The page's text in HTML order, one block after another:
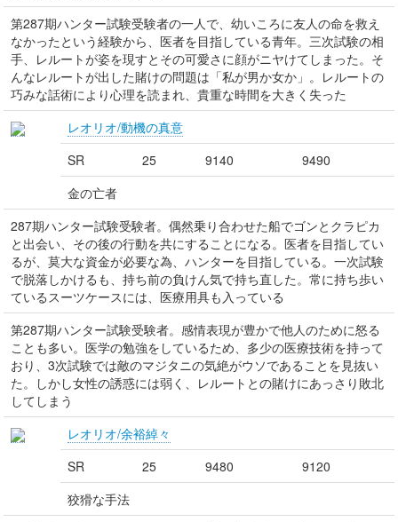
第287期ハンター試験受験者の一人で、幼いころに友人の命を救え
なかったという経験から、医者を目指している青年。三次試験の相
手、レルートが姿を現すとその可愛さに顔がニヤけてしまった。そ
んなレルートが出した賭けの問題は「私が男か女か」。レルートの
巧みな話術により心理を読まれ、貴重な時間を大きく失った
レオリオ/動機の真意
SR
25 9140
9490
金の亡者
287期ハンター試験受験者。偶然乗り合わせた船でゴンとクラピカ
と出会い、その後の行動を共にすることになる。医者を目指してい
るが、莫大な資金が必要な為、ハンターを目指している。一次試験
で脱落しかけるも、持ち前の負けん気で持ち直した。常に持ち歩い
ているスーツケースには、医療用具も入っている
第287期ハンター試験受験者。感情表現が豊かで他人のために怒る
ことも多い。医学の勉強をしているため、多少の医療技術を持って
おり、3次試験では敵のマジタニの気絶がウソであることを見抜い
た。しかし女性の誘惑には弱く、レルートとの賭けにあっさり敗北
してしまう
レオリオ/余裕綽々
SR
25 9480
9120
狡猾な手法